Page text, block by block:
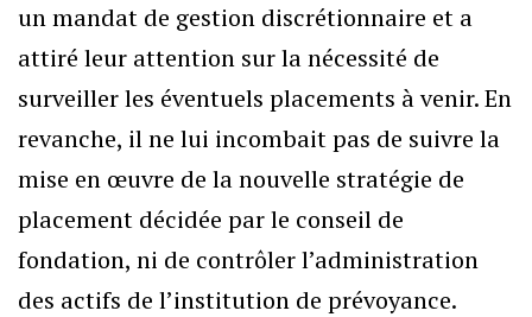
un mandat de gestion discrétionnaire et a
attiré leur attention sur la nécessité de
surveiller les éventuels placements à venir. En
revanche, il ne lui incombait pas de suivre la
mise en œuvre de la nouvelle stratégie de
placement décidée par le conseil de
fondation, ni de contrôler l’administration
des actifs de l’institution de prévoyance.